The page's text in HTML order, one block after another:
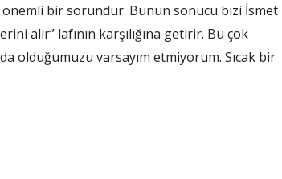
önemli bir sorundur. Bunun sonucu bizi İsmet
alır” lafının karşılığına getirir. Bu çok
olduğumuzu varsayım etmiyorum. Sıcak bir